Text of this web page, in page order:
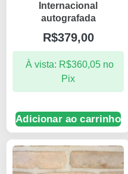
Internacional
autografada
R$379,00
À vista: R$360,05 no
Pix
Adicionar ao carrinho